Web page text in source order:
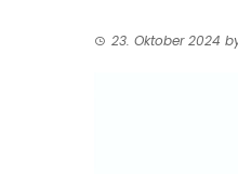
23. Oktober 2024